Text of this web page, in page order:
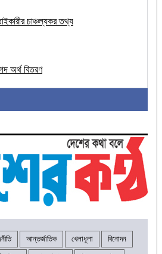
চাঞ্চল্যকর তথ্য
অর্থ বিতরণ
আন্তর্জাতিক খেলাধূলা বিনোদন